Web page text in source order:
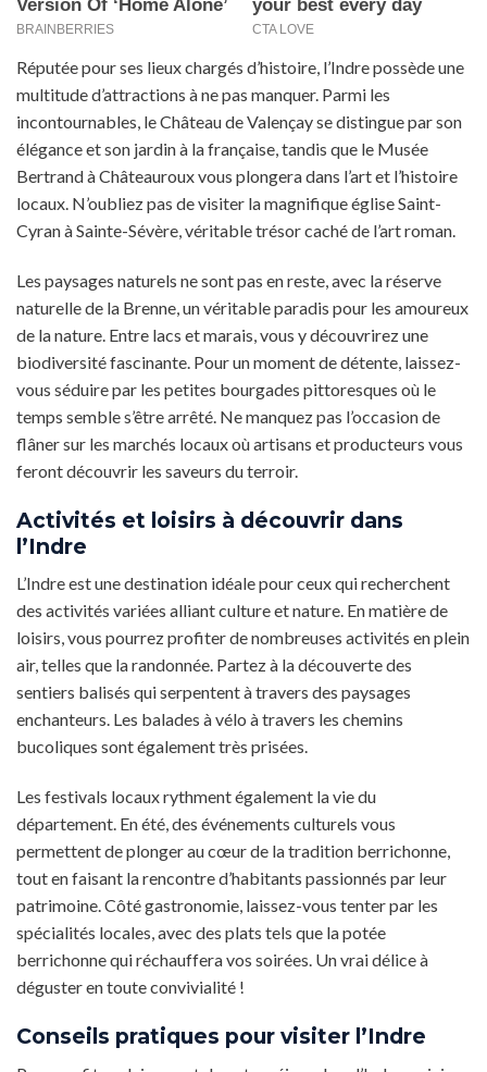
Réputée pour ses lieux chargés d’histoire, l’Indre possède une
multitude d’attractions à ne pas manquer. Parmi les
incontournables, le Château de Valençay se distingue par son
élégance et son jardin à la française, tandis que le Musée
Bertrand à Châteauroux vous plongera dans l’art et l’histoire
locaux. N’oubliez pas de visiter la magnifique église Saint-
Cyran à Sainte-Sévère, véritable trésor caché de l’art roman.
Les paysages naturels ne sont pas en reste, avec la réserve
naturelle de la Brenne, un véritable paradis pour les amoureux
de la nature. Entre lacs et marais, vous y découvrirez une
biodiversité fascinante. Pour un moment de détente, laissez-
vous séduire par les petites bourgades pittoresques où le
temps semble s’être arrêté. Ne manquez pas l’occasion de
flâner sur les marchés locaux où artisans et producteurs vous
feront découvrir les saveurs du terroir.
Activités et loisirs à découvrir dans
l’Indre
L’Indre est une destination idéale pour ceux qui recherchent
des activités variées alliant culture et nature. En matière de
loisirs, vous pourrez profiter de nombreuses activités en plein
air, telles que la randonnée. Partez à la découverte des
sentiers balisés qui serpentent à travers des paysages
enchanteurs. Les balades à vélo à travers les chemins
bucoliques sont également très prisées.
Les festivals locaux rythment également la vie du
département. En été, des événements culturels vous
permettent de plonger au cœur de la tradition berrichonne,
tout en faisant la rencontre d’habitants passionnés par leur
patrimoine. Côté gastronomie, laissez-vous tenter par les
spécialités locales, avec des plats tels que la potée
berrichonne qui réchauffera vos soirées. Un vrai délice à
déguster en toute convivialité !
Conseils pratiques pour visiter l’Indre